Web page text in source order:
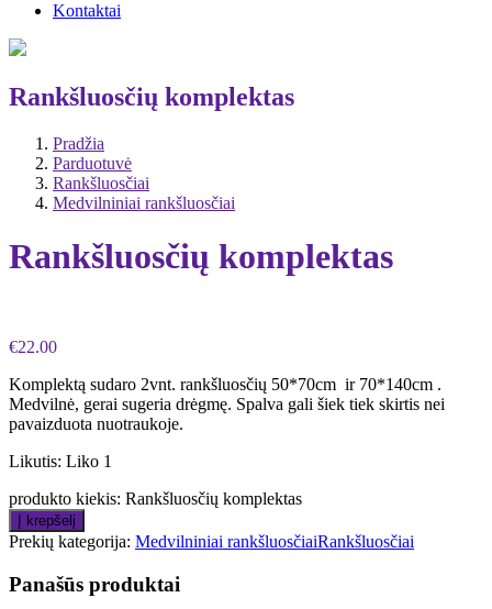
Kontaktai
Rankšluosčių komplektas
Pradžia
Parduotuvė
Rankšluosčiai
Medvilniniai rankšluosčiai
Rankšluosčių komplektas
€22.00
Komplektą sudaro 2vnt. rankšluosčių 50*70cm ir 70*140cm .
Medvilnė, gerai sugeria drėgmę. Spalva gali šiek tiek skirtis nei
pavaizduota nuotraukoje.
Likutis: Liko 1
produkto kiekis: Rankšluosčių komplektas
Į krepšelį
Prekių kategorija: Medvilniniai rankšluosčiaiRankšluosčiai
Panašūs produktai